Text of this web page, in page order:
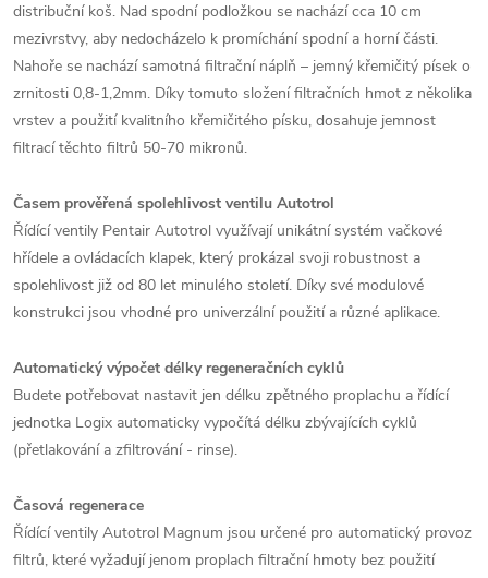
distribuční koš. Nad spodní podložkou se nachází cca 10 cm
mezivrstvy, aby nedocházelo k promíchání spodní a horní části.
Nahoře se nachází samotná filtrační náplň – jemný křemičitý písek o
zrnitosti 0,8-1,2mm. Díky tomuto složení filtračních hmot z několika
vrstev a použití kvalitního křemičitého písku, dosahuje jemnost
filtrací těchto filtrů 50-70 mikronů.
Časem prověřená spolehlivost ventilu Autotrol
Řídící ventily Pentair Autotrol využívají unikátní systém vačkové
hřídele a ovládacích klapek, který prokázal svoji robustnost a
spolehlivost již od 80 let minulého století. Díky své modulové
konstrukci jsou vhodné pro univerzální použití a různé aplikace.
Automatický výpočet délky regeneračních cyklů
Budete potřebovat nastavit jen délku zpětného proplachu a řídící
jednotka Logix automaticky vypočítá délku zbývajících cyklů
(přetlakování a zfiltrování - rinse).
Časová regenerace
Řídící ventily Autotrol Magnum jsou určené pro automatický provoz
filtrů, které vyžadují jenom proplach filtrační hmoty bez použití